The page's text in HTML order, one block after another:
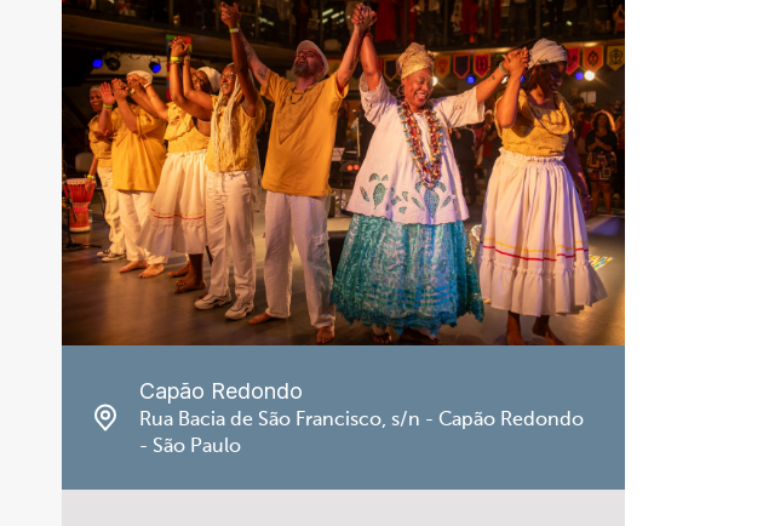
Capão Redondo
Rua Bacia de São Francisco, s/n - Capão Redondo
- São Paulo